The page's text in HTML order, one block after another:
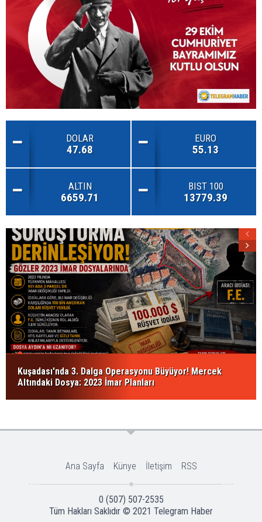
DOLAR
47.68
EURO
55.13
ALTIN
6659.71
BIST 100
13779.39
Kuşadası'nda 3. Dalga Operasyonu Büyüyor! Mercek
Altındaki Dosya: 2023 İmar Planları
Ana Sayfa Künye İletişim RSS
0 (507) 507-2535
Tüm Hakları Saklıdır © 2021 Telegram Haber